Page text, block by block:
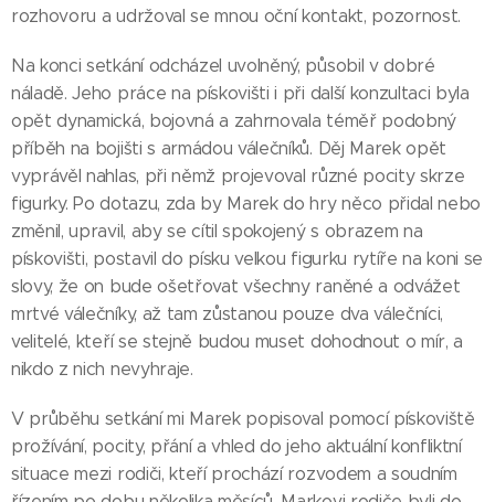
rozhovoru a udržoval se mnou oční kontakt, pozornost.
Na konci setkání odcházel uvolněný, působil v dobré
náladě. Jeho práce na pískovišti i při další konzultaci byla
opět dynamická, bojovná a zahrnovala téměř podobný
příběh na bojišti s armádou válečníků. Děj Marek opět
vyprávěl nahlas, při němž projevoval různé pocity skrze
figurky. Po dotazu, zda by Marek do hry něco přidal nebo
změnil, upravil, aby se cítil spokojený s obrazem na
pískovišti, postavil do písku velkou figurku rytíře na koni se
slovy, že on bude ošetřovat všechny raněné a odvážet
mrtvé válečníky, až tam zůstanou pouze dva válečníci,
velitelé, kteří se stejně budou muset dohodnout o mír, a
nikdo z nich nevyhraje.
V průběhu setkání mi Marek popisoval pomocí pískoviště
prožívání, pocity, přání a vhled do jeho aktuální konfliktní
situace mezi rodiči, kteří prochází rozvodem a soudním